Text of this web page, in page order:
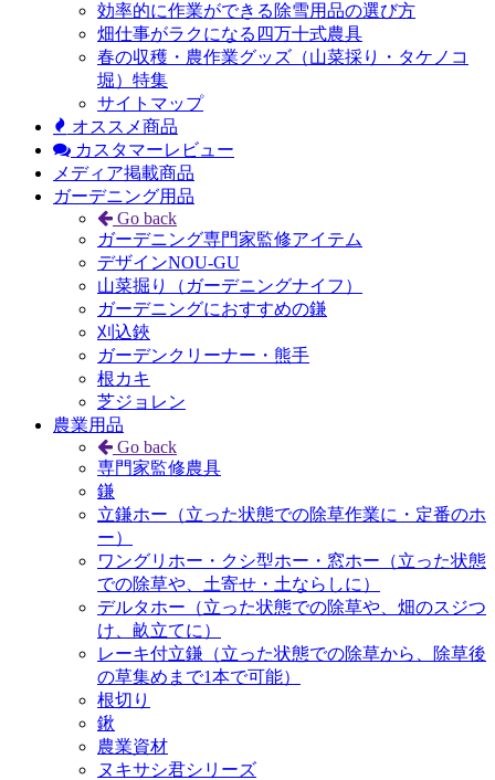
効率的に作業ができる除雪用品の選び方
畑仕事がラクになる四万十式農具
春の収穫・農作業グッズ（山菜採り・タケノコ
堀）特集
サイトマップ
オススメ商品
カスタマーレビュー
メディア掲載商品
ガーデニング用品
Go back
ガーデニング専門家監修アイテム
デザインNOU-GU
山菜掘り（ガーデニングナイフ）
ガーデニングにおすすめの鎌
刈込鋏
ガーデンクリーナー・熊手
根カキ
芝ジョレン
農業用品
Go back
専門家監修農具
鎌
立鎌ホー（立った状態での除草作業に・定番のホ
ー）
ワングリホー・クシ型ホー・窓ホー（立った状態
での除草や、土寄せ・土ならしに）
デルタホー（立った状態での除草や、畑のスジつ
け、畝立てに）
レーキ付立鎌（立った状態での除草から、除草後
の草集めまで1本で可能）
根切り
鍬
農業資材
ヌキサシ君シリーズ